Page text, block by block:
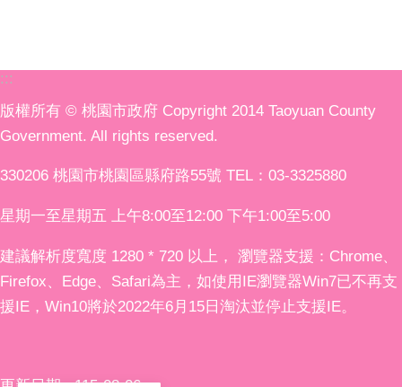
:::
版權所有 © 桃園市政府 Copyright 2014 Taoyuan County
Government. All rights reserved.
330206 桃園市桃園區縣府路55號 TEL：03-3325880
星期一至星期五 上午8:00至12:00 下午1:00至5:00
建議解析度寬度 1280 * 720 以上， 瀏覽器支援：Chrome、
Firefox、Edge、Safari為主，如使用IE瀏覽器Win7已不再支
援IE，Win10將於2022年6月15日淘汰並停止支援IE。